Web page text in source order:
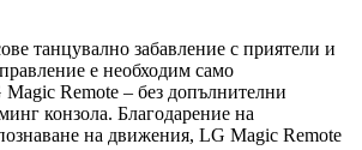
танцувално забавление с приятели и
е необходим само
Remote – без допълнителни
конзола. Благодарение на
на движения, LG Magic Remote